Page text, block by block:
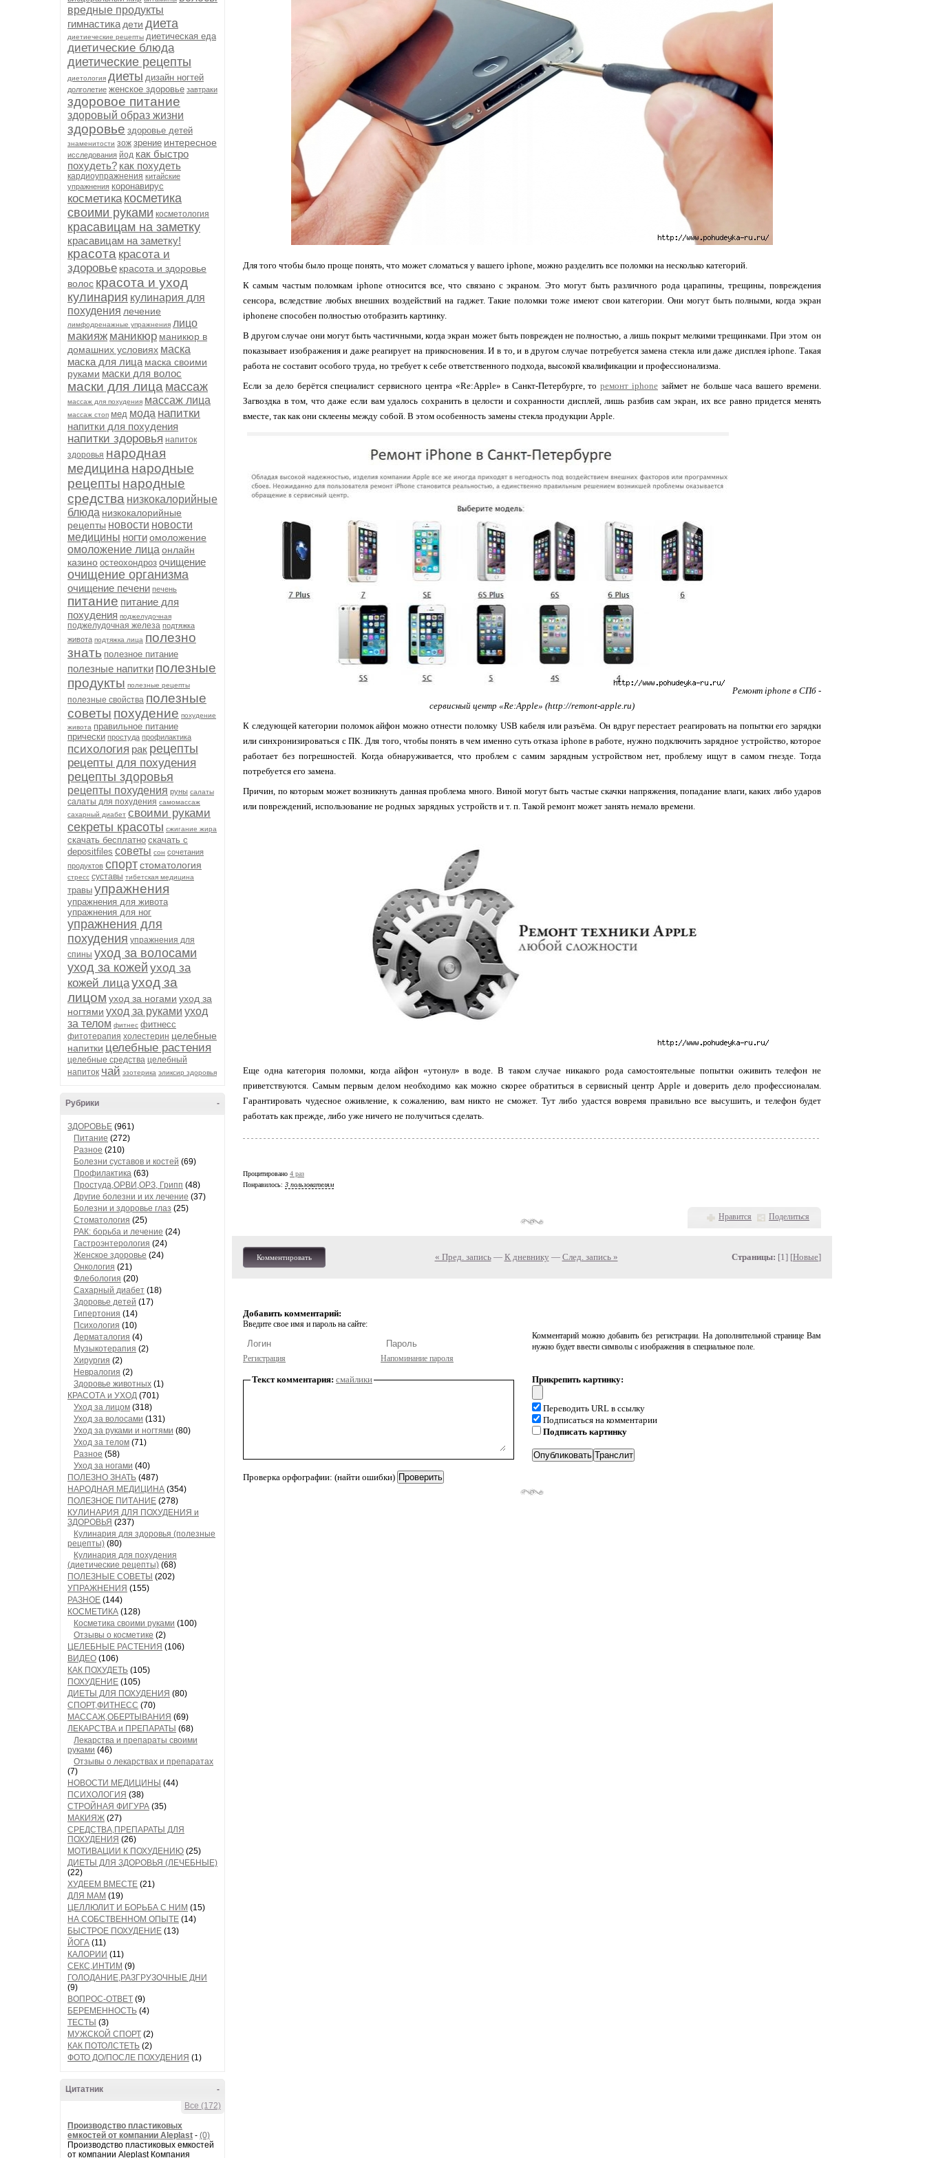
вредные продукты
гимнастика дети диета
диетиеческие рецепты диетическая еда
диетические блюда
диетические рецепты
диетология диеты дизайн ногтей
долголетие женское здоровье завтраки
здоровое питание
здоровый образ жизни
здоровье здоровье детей
знаменитости зож зрение интересное
исследования йод как быстро
похудеть? как похудеть
кардиоупражнения китайские
упражнения коронавирус
косметика косметика
своими руками косметология
красавицам на заметку
красавицам на заметку!
красота красота и
здоровье красота и здоровье
волос красота и уход
кулинария кулинария для
похудения лечение
лимфодренажные упражнения лицо
макияж маникюр маникюр в
домашних условиях маска
маска для лица маска своими
руками маски для волос
маски для лица массаж
массаж для похудения массаж лица
массаж стоп мед мода напитки
напитки для похудения
напитки здоровья напиток
здоровья народная
медицина народные
рецепты народные
средства низкокалорийные
блюда низкокалорийные
рецепты новости новости
медицины ногтиомоложение
омоложение лица онлайн
казино остеохондроз очищение
очищение организма
очищение печени печень
питание питание для
похудения поджелудочная
поджелудочная железа подтяжка
живота подтяжка лица полезно
знать полезное питание
полезные напитки полезные
продукты полезные рецепты
полезные свойства полезные
советы похудение похудение
живота правильное питание
прически простуда профилактика
психология рак рецепты
рецепты для похудения
рецепты здоровья
рецепты похудения руны салаты
салаты для похудения самомассаж
сахарный диабет своими руками
секреты красоты сжигание жира
скачать бесплатно скачать с
depositfiles советы сон сочетания
продуктов спортстоматология
стресс суставы тибетская медицина
травы упражнения
упражнения для живота
упражнения для ног
упражнения для
похудения упражнения для
спины уход за волосами
уход за кожей уход за
кожей лицауход за
лицом уход за ногами уход за
ногтями уход за руками уход
за телом фитнес фитнесс
фитотерапия холестерин целебные
напитки целебные растения
целебные средства целебный
напиток чай эзотерика эликсир здоровья
-
Рубрики
ЗДОРОВЬЕ (961)
Питание (272)
Разное (210)
Болезни суставов и костей (69)
Профилактика (63)
Простуда,ОРВИ,ОРЗ, Грипп (48)
Другие болезни и их лечение (37)
Болезни и здоровье глаз (25)
Стоматология (25)
РАК: борьба и лечение (24)
Гастроэнтерология (24)
Женское здоровье (24)
Онкология (21)
Флебология (20)
Сахарный диабет (18)
Здоровье детей (17)
Гипертония (14)
Психология (10)
Дерматалогия (4)
Музыкотерапия (2)
Хирургия (2)
Невралогия (2)
Здоровье животных (1)
КРАСОТА и УХОД (701)
Уход за лицом (318)
Уход за волосами (131)
Уход за руками и ногтями (80)
Уход за телом (71)
Разное (58)
Уход за ногами (40)
ПОЛЕЗНО ЗНАТЬ (487)
НАРОДНАЯ МЕДИЦИНА (354)
ПОЛЕЗНОЕ ПИТАНИЕ (278)
КУЛИНАРИЯ ДЛЯ ПОХУДЕНИЯ и
ЗДОРОВЬЯ (237)
Кулинария для здоровья (полезные
рецепты) (80)
Кулинария для похудения
(диетические рецепты) (68)
ПОЛЕЗНЫЕ СОВЕТЫ (202)
УПРАЖНЕНИЯ (155)
РАЗНОЕ (144)
КОСМЕТИКА (128)
Косметика своими руками (100)
Отзывы о косметике (2)
ЦЕЛЕБНЫЕ РАСТЕНИЯ (106)
ВИДЕО (106)
КАК ПОХУДЕТЬ (105)
ПОХУДЕНИЕ (105)
ДИЕТЫ ДЛЯ ПОХУДЕНИЯ (80)
СПОРТ,ФИТНЕСС (70)
МАССАЖ,ОБЕРТЫВАНИЯ (69)
ЛЕКАРСТВА и ПРЕПАРАТЫ (68)
Лекарства и препараты своими
руками (46)
Отзывы о лекарствах и препаратах
(7)
НОВОСТИ МЕДИЦИНЫ (44)
ПСИХОЛОГИЯ (38)
СТРОЙНАЯ ФИГУРА (35)
МАКИЯЖ (27)
СРЕДСТВА,ПРЕПАРАТЫ ДЛЯ
ПОХУДЕНИЯ (26)
МОТИВАЦИИ К ПОХУДЕНИЮ (25)
ДИЕТЫ ДЛЯ ЗДОРОВЬЯ (ЛЕЧЕБНЫЕ)
(22)
ХУДЕЕМ ВМЕСТЕ (21)
ДЛЯ МАМ (19)
ЦЕЛЛЮЛИТ И БОРЬБА С НИМ (15)
НА СОБСТВЕННОМ ОПЫТЕ (14)
БЫСТРОЕ ПОХУДЕНИЕ (13)
ЙОГА (11)
КАЛОРИИ (11)
СЕКС,ИНТИМ (9)
ГОЛОДАНИЕ,РАЗГРУЗОЧНЫЕ ДНИ
(9)
ВОПРОС-ОТВЕТ (9)
БЕРЕМЕННОСТЬ (4)
ТЕСТЫ (3)
МУЖСКОЙ СПОРТ (2)
КАК ПОТОЛСТЕТЬ (2)
ФОТО ДО/ПОСЛЕ ПОХУДЕНИЯ (1)
-
Цитатник
Все (172)
Производство пластиковых
емкостей от компании Aleplast - (0)
Производство пластиковых емкостей
от компании Aleplast Компания
Для того чтобы было проще понять, что может сломаться у вашего iphone, можно разделить все поломки на несколько категорий.
К самым частым поломкам iphone относится все, что связано с экраном. Это могут быть различного рода царапины, трещины, повреждения
сенсора, вследствие любых внешних воздействий на гаджет. Такие поломки тоже имеют свои категории. Они могут быть полными, когда экран
iphoneне способен полностью отобразить картинку.
В другом случае они могут быть частичными, когда экран может быть поврежден не полностью, а лишь покрыт мелкими трещинками. При этом он
показывает изображения и даже реагирует на прикосновения. И в то, и в другом случае потребуется замена стекла или даже дисплея iphone. Такая
работа не составит особого труда, но требует к себе ответственного подхода, высокой квалификации и профессионализма.
Если за дело берётся специалист сервисного центра «Re:Apple» в Санкт-Петербурге, торемонт iphone займет не больше часа вашего времени.
Загвоздка в том, что даже если вам удалось сохранить в целости и сохранности дисплей, лишь разбив сам экран, их все равно придется менять
вместе, так как они склеены между собой. В этом особенность замены стекла продукции Apple.
Ремонт iphone в СПб -
сервисный центр «Re:Apple» (http://remont-apple.ru)
К следующей категории поломок айфон можно отнести поломку USB кабеля или разъёма. Он вдруг перестает реагировать на попытки его зарядки
или синхронизироваться с ПК. Для того, чтобы понять в чем именно суть отказа iphone в работе, нужно подключить зарядное устройство, которое
работает без погрешностей. Когда обнаруживается, что проблем с самим зарядным устройством нет, проблему ищут в самом гнезде. Тогда
потребуется его замена.
Причин, по которым может возникнуть данная проблема много. Виной могут быть частые скачки напряжения, попадание влаги, каких либо ударов
или повреждений, использование не родных зарядных устройств и т. п. Такой ремонт может занять немало времени.
Еще одна категория поломки, когда айфон «утонул» в воде. В таком случае никакого рода самостоятельные попытки оживить телефон не
приветствуются. Самым первым делом необходимо как можно скорее обратиться в сервисный центр Apple и доверить дело профессионалам.
Гарантировать чудесное оживление, к сожалению, вам никто не сможет. Тут либо удастся вовремя правильно все высушить, и телефон будет
работать как прежде, либо уже ничего не получиться сделать.
Процитировано 4 раз
Понравилось: 3 пользователям
Нравится Поделиться
Комментировать « Пред. запись— К дневнику — След. запись » Страницы: [1] [Новые]
Добавить комментарий:
Введите свое имя и пароль на сайте:
Регистрация Напоминание пароля
Комментарий можно добавить без регистрации. На дополнительной странице Вам
нужно будет ввести символы с изображения в специальное поле.
Текст комментария: смайлики
Проверка орфографии: (найти ошибки)
Прикрепить картинку:
Переводить URL в ссылку
Подписаться на комментарии
Подписать картинку